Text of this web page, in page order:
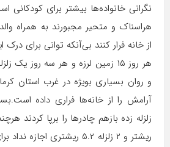
نگرانی خانواده‌ها بیشتر برای کودکانی
هراسناک و متحیر مجبورند به همراه
از خانه فرار کنند بی‌آنکه توانی برای درک
هر روز ۱۵ زمین ‌لرزه و هر سه روز یک
و روان بسیاری بویژه در غرب استان
آرامش را از خانه‌ها فراری داده
ریشتر و ۲ زلزله ۵.۲ ریشتری